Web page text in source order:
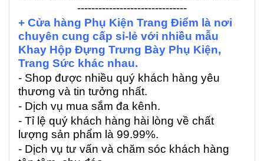
-------------------------------
+ Cửa hàng Phụ Kiện Trang Điểm là nơi
chuyên cung cấp sỉ-lẻ với nhiều mẫu
Khay Hộp Đựng Trưng Bày Phụ Kiện,
Trang Sức khác nhau.
- Shop được nhiều quý khách hàng yêu
thương và tin tưởng nhất.
- Dịch vụ mua sắm đa kênh.
- Tỉ lệ quý khách hàng hài lòng về chất
lượng sản phẩm là 99.99%.
- Dịch vụ tư vấn và chăm sóc khách hàng